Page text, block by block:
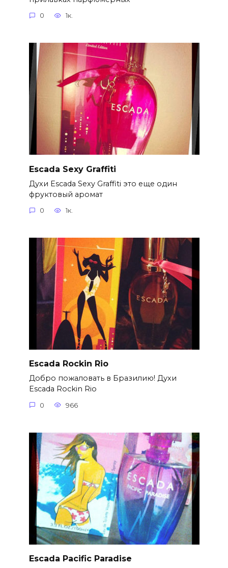
0 1к.
Escada Sexy Graffiti
Духи Escada Sexy Graffiti это еще один
фруктовый аромат
0 1к.
Escada Rockin Rio
Добро пожаловать в Бразилию! Духи
Escada Rockin Rio
0 966
Escada Pacific Paradise